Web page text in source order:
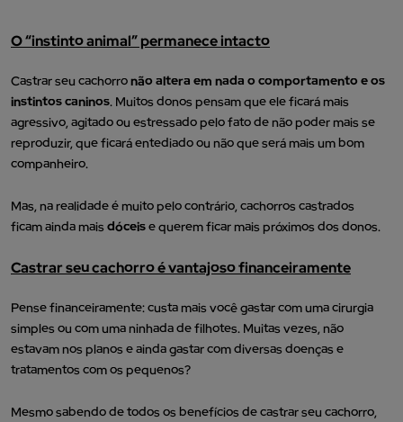
O “instinto animal” permanece intacto
Castrar seu cachorronão altera em nada o comportamento e os
instintos caninos. Muitos donos pensam que ele ficará mais
agressivo, agitado ou estressado pelo fato de não poder mais se
reproduzir, que ficará entediado ou não que será mais um bom
companheiro.
Mas, na realidade é muito pelo contrário, cachorros castrados
ficam ainda mais dóceise querem ficar mais próximos dos donos.
Castrar seu cachorro é vantajoso financeiramente
Pense financeiramente: custa mais você gastar com uma cirurgia
simples ou com uma ninhada de filhotes. Muitas vezes, não
estavam nos planos e ainda gastar com diversas doenças e
tratamentos com os pequenos?
Mesmo sabendo de todos os benefícios de castrar seu cachorro,